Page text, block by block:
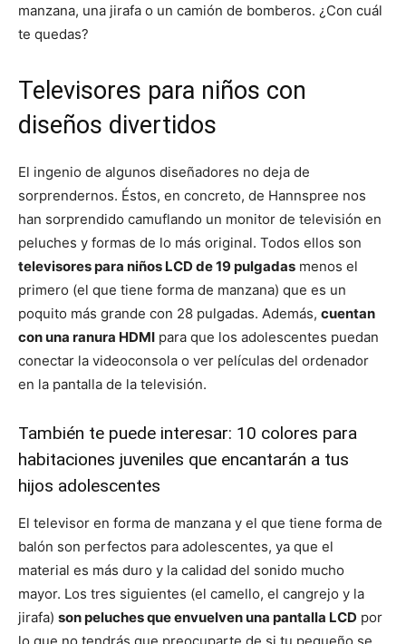
manzana, una jirafa o un camión de bomberos. ¿Con cuál
te quedas?
Televisores para niños con
diseños divertidos
El ingenio de algunos diseñadores no deja de
sorprendernos. Éstos, en concreto, de Hannspree nos
han sorprendido camuflando un monitor de televisión en
peluches y formas de lo más original. Todos ellos son
televisores para niños LCD de 19 pulgadas menos el
primero (el que tiene forma de manzana) que es un
poquito más grande con 28 pulgadas. Además, cuentan
con una ranura HDMI para que los adolescentes puedan
conectar la videoconsola o ver películas del ordenador
en la pantalla de la televisión.
También te puede interesar: 10 colores para
habitaciones juveniles que encantarán a tus
hijos adolescentes
El televisor en forma de manzana y el que tiene forma de
balón son perfectos para adolescentes, ya que el
material es más duro y la calidad del sonido mucho
mayor. Los tres siguientes (el camello, el cangrejo y la
jirafa) son peluches que envuelven una pantalla LCD por